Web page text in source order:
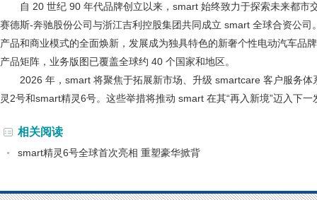
自 20 世纪 90 年代品牌创立以来，smart 始终致力于探索未来都市
赛德斯-奔驰股份公司与浙江吉利控股集团共同成立 smart 全球合资公
产品和商业模式的全面焕新，发展成为独具特色的新奢个性电动汽车品
产品矩阵，业务版图已覆盖全球约 40 个国家和地区。
2026 年，smart 将聚焦于拓展新市场、升级 smartcare 客户服务
灵2号和smart精灵6号。这些举措将推动 smart 在其“再入新境”迈入下一
相关阅读
smart精灵6号全球首次亮相 重塑豪华掀背